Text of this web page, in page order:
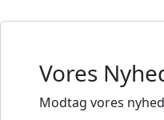
Vores
Modtag vores